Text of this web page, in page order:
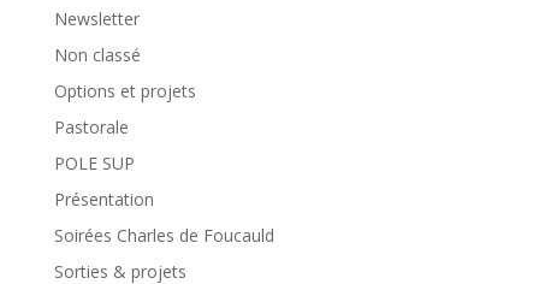
Newsletter
Non classé
Options et projets
Pastorale
POLE SUP
Présentation
Soirées Charles de Foucauld
Sorties & projets